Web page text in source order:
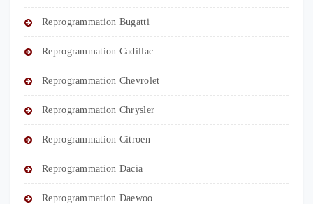
Reprogrammation Bugatti
Reprogrammation Cadillac
Reprogrammation Chevrolet
Reprogrammation Chrysler
Reprogrammation Citroen
Reprogrammation Dacia
Reprogrammation Daewoo